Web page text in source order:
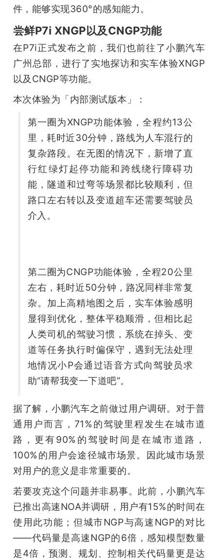
件，能够实现360°的感知能力。
尝鲜P7i XNGP以及CNGP功能
在P7i正式发布之前，我们也前往了小鹏汽车
广州总部，进行了实地探访和实车体验XNGP
以及CNGP等功能。
本次体验为「内部测试版本」：
第一圈为XNGP功能体验，全程约13公
里，耗时近30分钟，路线为人车混行的
复杂路段。在无图的情况下，新增了直
行红绿灯起停功能和跨线绕行障碍功
能，隧道和过弯等场景都比较顺利，但
路口左右转以及变道超车还需要驾驶员
介入。
第二圈为CNGP功能体验，全程20公里
左右，耗时近50分钟，路况同样非常复
杂。加上高精地图之后，实车体验感明
显得到优化，整体平稳顺滑，但相比起
人类司机的驾驶习惯，系统在掉头、变
道等任务执行时偏保守，遇到无法处理
地情况小P会通过语音方式向驾驶员求
助“请帮我变一下道吧”。
据了解，小鹏汽车之前做过用户调研。对于普
通用户而言，71%的驾驶里程发生在城市道
路，更有90%的驾驶时间是在城市道路，
100%的用户会途径城市场景。因此城市场景
对用户的意义是非常重要的。
若要攻克这个问题并非易事。此前，小鹏汽车
已推出高速NOA并调研，用户有15%的时间在
使用此功能；但城市NGP与高速NGP的对比
——代码量是高速NGP的6倍，感知模型数量
是4倍，预测、规划、控制相关代码量更是达